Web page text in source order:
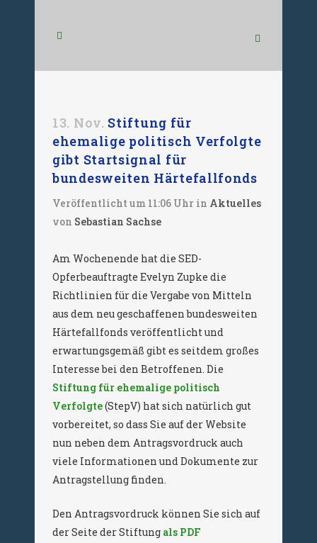
13. Nov. Stiftung für
ehemalige politisch Verfolgte
gibt Startsignal für
bundesweiten Härtefallfonds
Veröffentlicht um 11:06 Uhr in Aktuelles
von Sebastian Sachse
Am Wochenende hat die SED-
Opferbeauftragte Evelyn Zupke die
Richtlinien für die Vergabe von Mitteln
aus dem neu geschaffenen bundesweiten
Härtefallfonds veröffentlicht und
erwartungsgemäß gibt es seitdem großes
Interesse bei den Betroffenen. Die
Stiftung für ehemalige politisch
Verfolgte(StepV) hat sich natürlich gut
vorbereitet, so dass Sie auf der Website
nun neben dem Antragsvordruck auch
viele Informationen und Dokumente zur
Antragstellung finden.
Den Antragsvordruck können Sie sich auf
der Seite der Stiftung als PDF